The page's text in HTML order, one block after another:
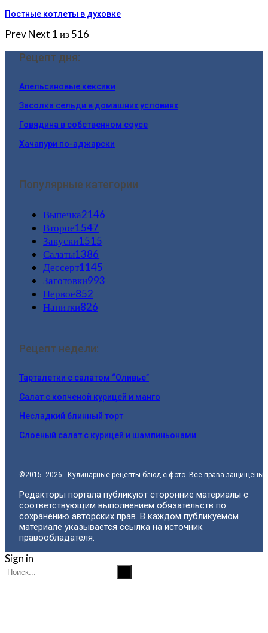
Постные котлеты в духовке
PrevNext 1 из 516
Рецепт дня:
Апельсиновые кексики
Засолка сельди в домашних условиях
Говядина в собственном соусе
Хачапури по-аджарски
Популярные категории
Выпечка2146
Второе1547
Закуски1515
Салаты1386
Дессерт1145
Заготовки993
Первое852
Напитки826
Рецепт недели:
Тарталетки с салатом “Оливье”
Салат с копченой курицей и манго
Несладкий блинный торт
Слоеный салат с курицей и шампиньонами
©2015- 2026 - Кулинарные рецепты блюд с фото. Все права защищены.
Редакторы портала публикуют сторонние материалы с
соответствующим выполнением обязательств по
сохранению авторских прав. В каждом публикуемом
материале указывается ссылка на источник
правообладателя.
Sign in